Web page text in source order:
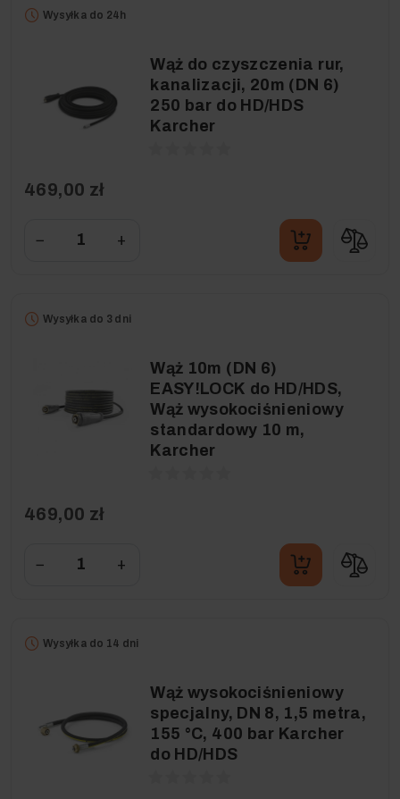
Wysyłka do 24h
Wąż do czyszczenia rur,
kanalizacji, 20m (DN 6)
250 bar do HD/HDS
Karcher
469,00 zł
− +
Wysyłka do 3 dni
Wąż 10m (DN 6)
EASY!LOCK do HD/HDS,
Wąż wysokociśnieniowy
standardowy 10 m,
Karcher
469,00 zł
− +
Wysyłka do 14 dni
Wąż wysokociśnieniowy
specjalny, DN 8, 1,5 metra,
155 °C, 400 bar Karcher
do HD/HDS